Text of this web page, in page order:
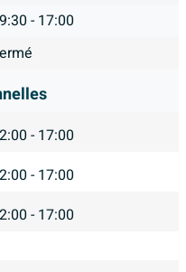
- 17:00
- 17:00
- 17:00
- 17:00